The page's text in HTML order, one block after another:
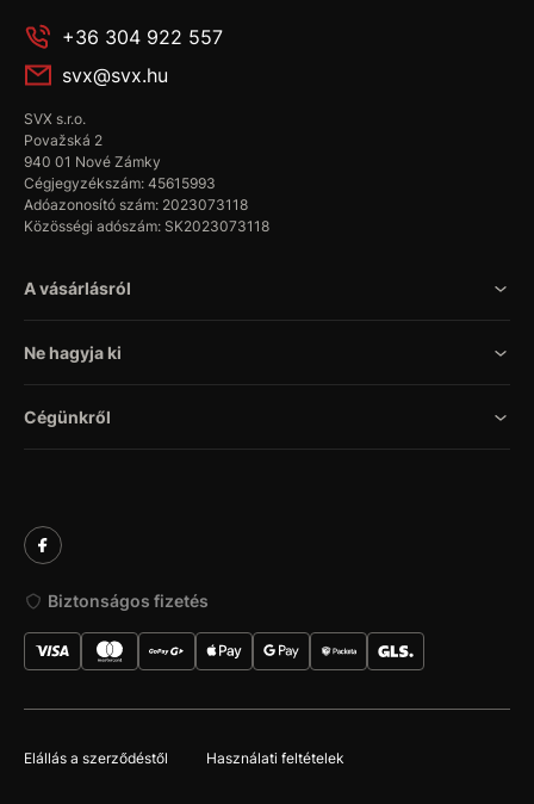
+36 304 922 557
svx@svx.hu
SVX s.r.o.
Považská 2
940 01 Nové Zámky
Cégjegyzékszám: 45615993
Adóazonosító szám: 2023073118
Közösségi adószám: SK2023073118
A vásárlásról
Ne hagyja ki
Cégünkről
Biztonságos fizetés
Elállás a szerződéstől Használati feltételek